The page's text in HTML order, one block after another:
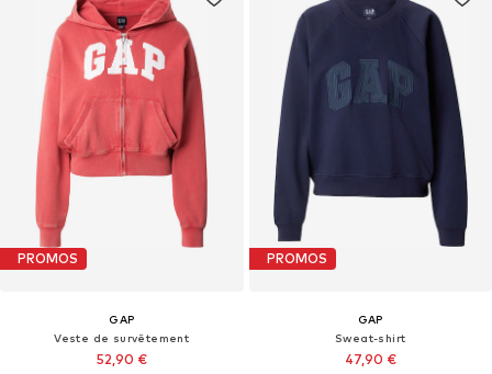
PROMOS
GAP
Veste de survêtement
52,90 €
PROMOS
GAP
Sweat-shirt
47,90 €